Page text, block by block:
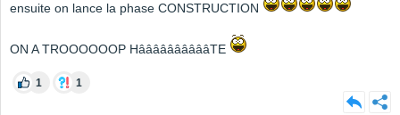
ensuite on lance la phase CONSTRUCTION
ON A TROOOOOOP HââââââââââTE
1 1